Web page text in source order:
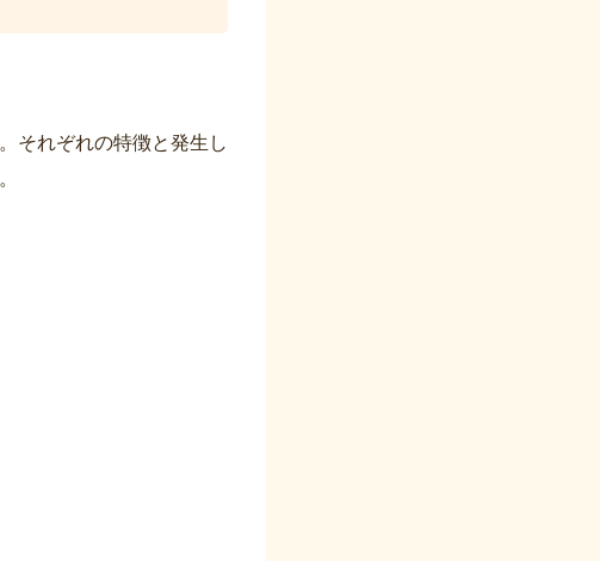
それぞれの特徴と発生し